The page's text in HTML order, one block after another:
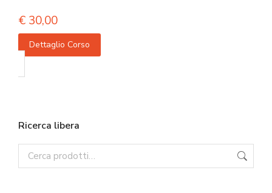
€ 30,00
Dettaglio Corso
Ricerca libera